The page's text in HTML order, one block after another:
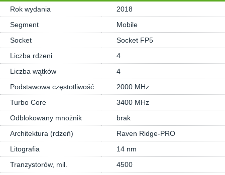
Rok wydania
2018
Segment
Mobile
Socket
Socket FP5
Liczba rdzeni
4
Liczba wątków
4
Podstawowa częstotliwość
2000 MHz
Turbo Core
3400 MHz
Odblokowany mnożnik
brak
Architektura (rdzeń)
Raven Ridge-PRO
Litografia
14 nm
Tranzystorów, mil.
4500